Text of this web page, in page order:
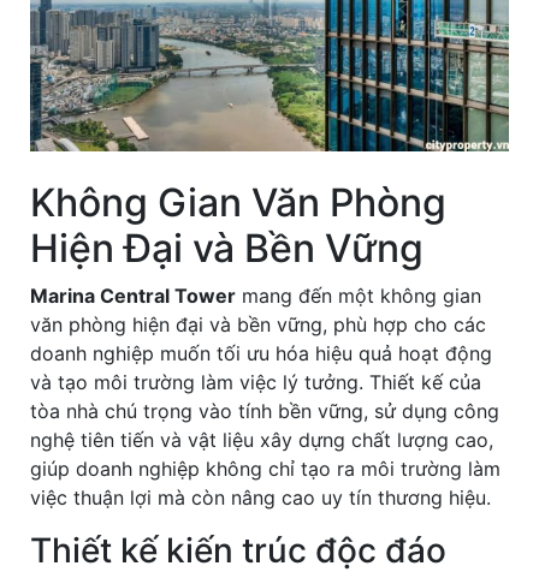
Không Gian Văn Phòng
Hiện Đại và Bền Vững
Marina Central Tower mang đến một không gian
văn phòng hiện đại và bền vững, phù hợp cho các
doanh nghiệp muốn tối ưu hóa hiệu quả hoạt động
và tạo môi trường làm việc lý tưởng. Thiết kế của
tòa nhà chú trọng vào tính bền vững, sử dụng công
nghệ tiên tiến và vật liệu xây dựng chất lượng cao,
giúp doanh nghiệp không chỉ tạo ra môi trường làm
việc thuận lợi mà còn nâng cao uy tín thương hiệu.
Thiết kế kiến trúc độc đáo